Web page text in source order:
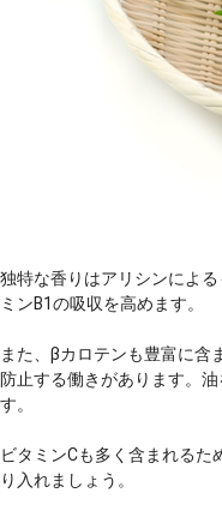
独特な香りはアリシンによ
ミンB1の吸収を高めます。
また、βカロテンも豊富に含
防止する働きがあります。
す。
ビタミンCも多く含まれる
り入れましょう。